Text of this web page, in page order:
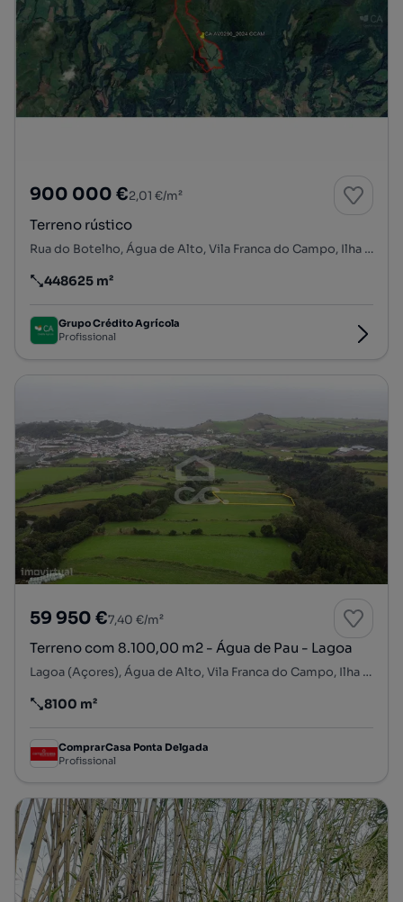
900 000 €2,01 €/m²
Terreno rústico
Rua do Botelho, Água de Alto, Vila Franca do Campo, Ilha de São Miguel
Preço por metro quadrado
448625 m²
Grupo Crédito Agrícola
Profissional
59 950 €7,40 €/m²
Terreno com 8.100,00 m2 - Água de Pau - Lagoa
Lagoa (Açores), Água de Alto, Vila Franca do Campo, Ilha de São Miguel
Preço por metro quadrado
8100 m²
ComprarCasa Ponta Delgada
Profissional